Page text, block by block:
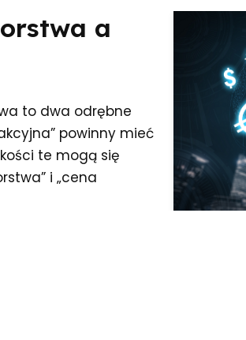
a
to dwa odrębne
powinny mieć
te mogą się
i „cena